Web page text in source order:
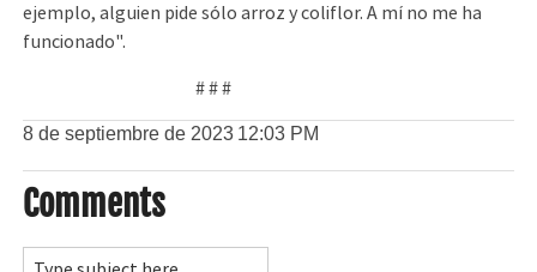
ejemplo, alguien pide sólo arroz y coliflor. A mí no me ha
funcionado".
# # #
8 de septiembre de 2023 12:03 PM
Comments